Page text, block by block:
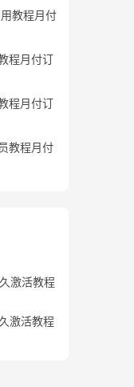
教程月付
程月付订
程月付订
教程月付
激活教程
激活教程